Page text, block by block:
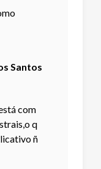
Santos
com
q
ñ